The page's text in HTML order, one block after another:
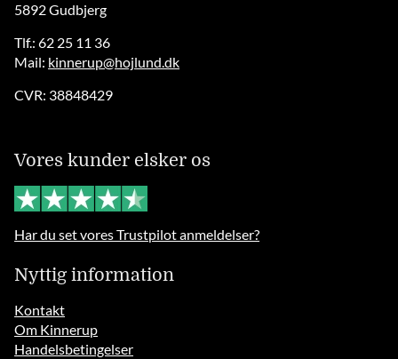
5892 Gudbjerg
Tlf.: 62 25 11 36
Mail: kinnerup@hojlund.dk
CVR: 38848429
Vores kunder elsker os
Har du set vores Trustpilot anmeldelser?
Nyttig information
Kontakt
Om Kinnerup
Handelsbetingelser